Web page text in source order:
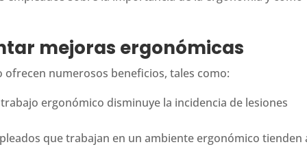
mejoras ergonómicas
numerosos beneficios, tales como:
ergonómico disminuye la incidencia de lesiones
que trabajan en un ambiente ergonómico tienden